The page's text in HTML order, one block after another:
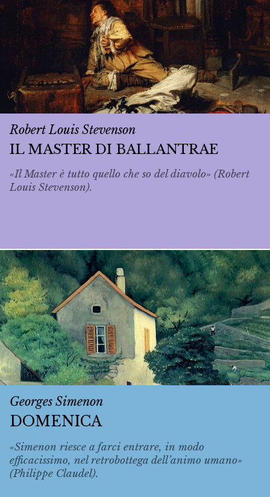
Robert Louis Stevenson
IL MASTER DI BALLANTRAE
«Il Master è tutto quello che so del diavolo» (Robert
Louis Stevenson).
Georges Simenon
DOMENICA
«Simenon riesce a farci entrare, in modo
efficacissimo, nel retrobottega dell’animo umano»
(Philippe Claudel).